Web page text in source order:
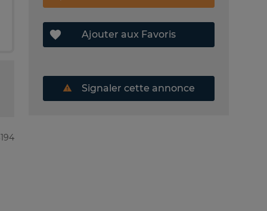
Ajouter aux Favoris
Signaler cette annonce